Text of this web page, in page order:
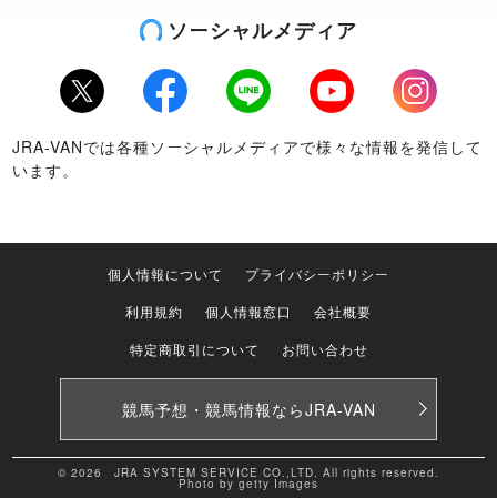
ソーシャルメディア
Twitter Facebook LINE Youtube
Instagram
JRA-VANでは各種ソーシャルメディアで様々な情報を発信して
います。
個人情報について
プライバシーポリシー
利用規約
個人情報窓口
会社概要
特定商取引について
お問い合わせ
競馬予想・競馬情報ならJRA-VAN
© 2026 JRA SYSTEM SERVICE CO.,LTD. All rights reserved.
Photo by getty Images